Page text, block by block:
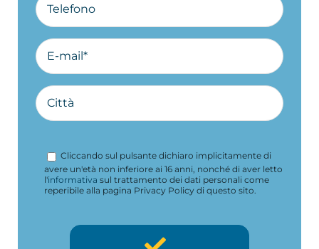
Cliccando sul pulsante dichiaro implicitamente di
avere un'età non inferiore ai 16 anni, nonché di aver letto
l'informativa sul trattamento dei dati personali come
reperibile alla pagina Privacy Policy di questo sito.